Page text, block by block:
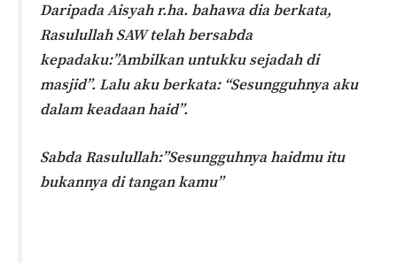
Daripada Aisyah r.ha. bahawa dia berkata,
Rasulullah SAW telah bersabda
kepadaku:”Ambilkan untukku sejadah di
masjid”. Lalu aku berkata: “Sesungguhnya aku
dalam keadaan haid”.
Sabda Rasulullah:”Sesungguhnya haidmu itu
bukannya di tangan kamu”